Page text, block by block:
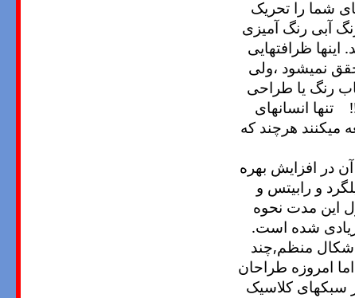
شما را تحریک
آبی رنگ آمیزی
ظرافتهایی
نمیشود ،ولی
رنگ یا طراحی
انسانهای
میکنند هرچند که
در افزایش بهره
و رابیتس و
این مدت نحوه
شده است.
منظم,چند
امروزه طراحان
سبکهای کلاسیک